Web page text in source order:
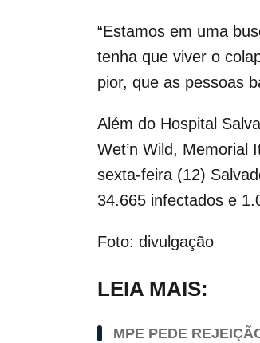
“Estamos em uma
tenha que viver o
pior, que as pessoas
Além do Hospital
Wet’n Wild,
sexta-feira (12)
34.665 infectados e
Foto: divulgação
LEIA MAIS:
MPE PEDE